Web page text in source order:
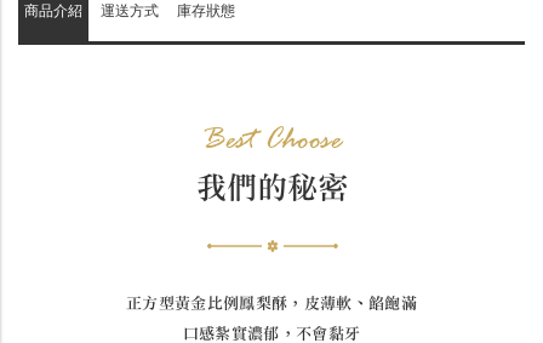
商品介紹 運送方式 庫存狀態
Best Choose
我們的秘密
正方型黃金比例鳳梨酥，皮薄軟、餡飽滿
口感紮實濃郁，不會黏牙